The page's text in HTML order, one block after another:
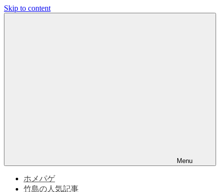
Skip to content
島
Menu
ホメパゲ
竹島の人気記事